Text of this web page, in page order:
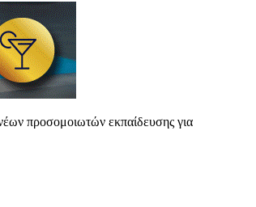
προσομοιωτών εκπαίδευσης για